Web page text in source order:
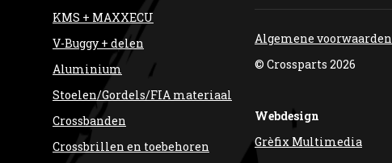
KMS + MAXXECU
V-Buggy + delen
Aluminium
Stoelen/Gordels/FIA materiaal
Crossbanden
Crossbrillen en toebehoren
Algemene voorwaarden
© Crossparts 2026
Webdesign
Grèfix Multimedia